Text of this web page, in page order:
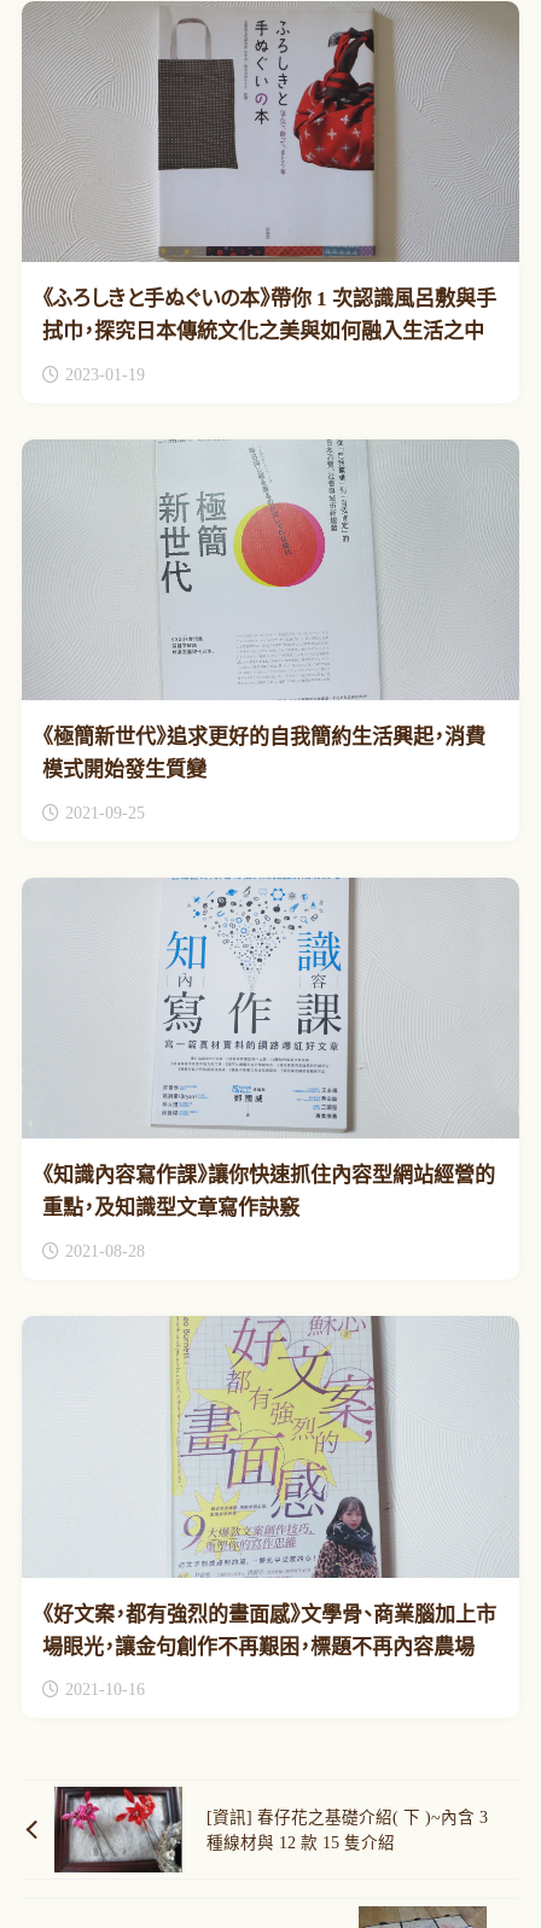
《ふろしきと手ぬぐいの本》帶你 1 次認識風呂敷與手
拭巾，探究日本傳統文化之美與如何融入生活之中
2023-01-19
《極簡新世代》追求更好的自我簡約生活興起，消費
模式開始發生質變
2021-09-25
《知識內容寫作課》讓你快速抓住內容型網站經營的
重點，及知識型文章寫作訣竅
2021-08-28
《好文案，都有強烈的畫面感》文學骨、商業腦加上市
場眼光，讓金句創作不再艱困，標題不再內容農場
2021-10-16
[資訊] 春仔花之基礎介紹( 下 )~內含 3
種線材與 12 款 15 隻介紹